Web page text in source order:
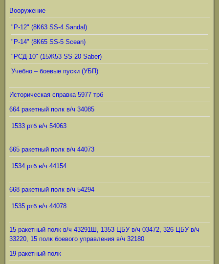
Вооружение
"Р-12" (8К63 SS-4 Sandal)
"Р-14" (8К65 SS-5 Scean)
"РСД-10" (15Ж53 SS-20 Saber)
Учебно – боевые пуски (УБП)
Историческая справка 5977 трб
664 ракетный полк в/ч 34085
1533 ртб в/ч 54063
665 ракетный полк в/ч 44073
1534 ртб в/ч 44154
668 ракетный полк в/ч 54294
1535 ртб в/ч 44078
15 ракетный полк в/ч 43291Ш, 1353 ЦБУ в/ч 03472, 326 ЦБУ в/ч
33220, 15 полк боевого управления в/ч 32180
19 ракетный полк